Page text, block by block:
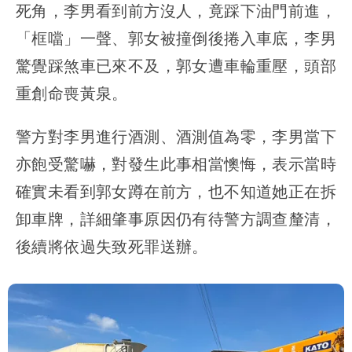
死角，李男看到前方沒人，竟踩下油門前進，
「框噹」一聲、郭女被撞倒後捲入車底，李男
驚覺踩煞車已來不及，郭女遭車輪重壓，頭部
重創命喪黃泉。
警方對李男進行酒測、酒測值為零，李男當下
亦飽受驚嚇，對發生此事相當懊悔，表示當時
確實未看到郭女蹲在前方，也不知道她正在拆
卸車牌，詳細肇事原因仍有待警方調查釐清，
後續將依過失致死罪送辦。